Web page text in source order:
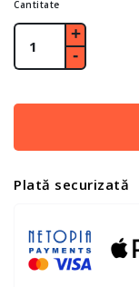
Cantitate
Plată securizată